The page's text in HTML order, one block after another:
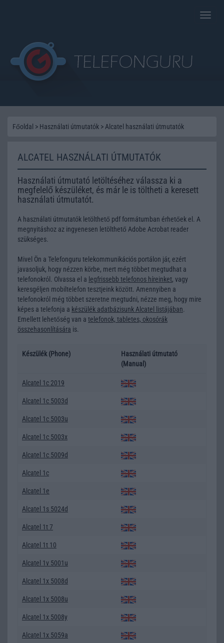
Toggle
Főoldal > Használati útmutatók > Alcatel használati útmutatók
ALCATEL HASZNÁLATI ÚTMUTATÓK
Használati útmutató letöltéséhez válassza ki a
megfelelő készüléket, és már le is töltheti a keresett
használati útmutatót.
A használati útmutatók letölthető pdf formátumban érhetőek el. A
megnyitáshoz az ingyenesen letölthető Adobe Acrobat reader
szükséges.
Mivel Ön a Telefonguru telekommunikációs portálon jár, ezért
javasoljuk, hogy nézzen körbe, mert még többet megtudhat a
telefonokról. Olvassa el a legfrissebb telefonos híreinket, vagy
keresgéljen mobiltelefon tesztjeink között. Amennyiben a
telefonokról még többet szeretne megtudni, nézze meg, hogy mire
képes a telefonja a készülék adatbázisunk Alcatel listájában
Emellett lehetőség van a telefonok, tabletes, okosórák
összehasonlítására is.
Készülék (Phone)
Használati útmutató
(Manual)
Alcatel 1c 2019
Alcatel 1c 5003d
Alcatel 1c 5003u
Alcatel 1c 5003x
Alcatel 1c 5009d
Alcatel 1c
Alcatel 1e
Alcatel 1s 5024d
Alcatel 1t 7
Alcatel 1t 10
Alcatel 1v 5001u
Alcatel 1x 5008d
Alcatel 1x 5008u
Alcatel 1x 5008y
Alcatel 1x 5059a